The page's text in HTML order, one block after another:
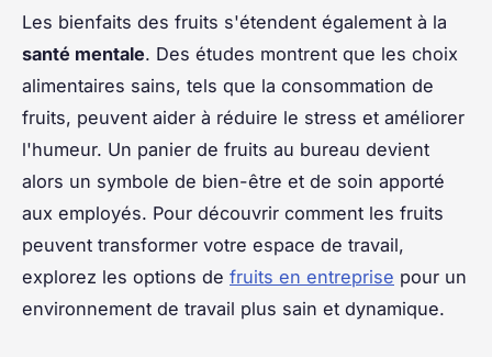
Les bienfaits des fruits s'étendent également à la
santé mentale. Des études montrent que les choix
alimentaires sains, tels que la consommation de
fruits, peuvent aider à réduire le stress et améliorer
l'humeur. Un panier de fruits au bureau devient
alors un symbole de bien-être et de soin apporté
aux employés. Pour découvrir comment les fruits
peuvent transformer votre espace de travail,
explorez les options de fruits en entreprise pour un
environnement de travail plus sain et dynamique.